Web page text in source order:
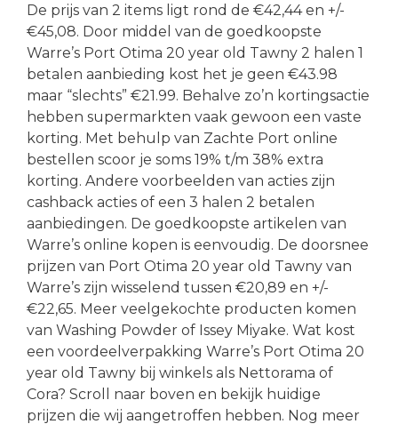
De prijs van 2 items ligt rond de €42,44 en +/-
€45,08. Door middel van de goedkoopste
Warre’s Port Otima 20 year old Tawny 2 halen 1
betalen aanbieding kost het je geen €43.98
maar “slechts” €21.99. Behalve zo’n kortingsactie
hebben supermarkten vaak gewoon een vaste
korting. Met behulp van Zachte Port online
bestellen scoor je soms 19% t/m 38% extra
korting. Andere voorbeelden van acties zijn
cashback acties of een 3 halen 2 betalen
aanbiedingen. De goedkoopste artikelen van
Warre’s online kopen is eenvoudig. De doorsnee
prijzen van Port Otima 20 year old Tawny van
Warre’s zijn wisselend tussen €20,89 en +/-
€22,65. Meer veelgekochte producten komen
van Washing Powder of Issey Miyake. Wat kost
een voordeelverpakking Warre’s Port Otima 20
year old Tawny bij winkels als Nettorama of
Cora? Scroll naar boven en bekijk huidige
prijzen die wij aangetroffen hebben. Nog meer